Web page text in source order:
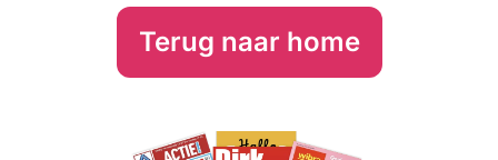
Terug naar home